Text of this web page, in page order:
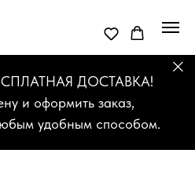
ДОСТАВКА!
и оформить заказ,
удобным способом.